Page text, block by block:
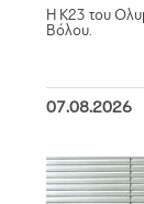
Η Κ23 του
Βόλου.
07.08.2026